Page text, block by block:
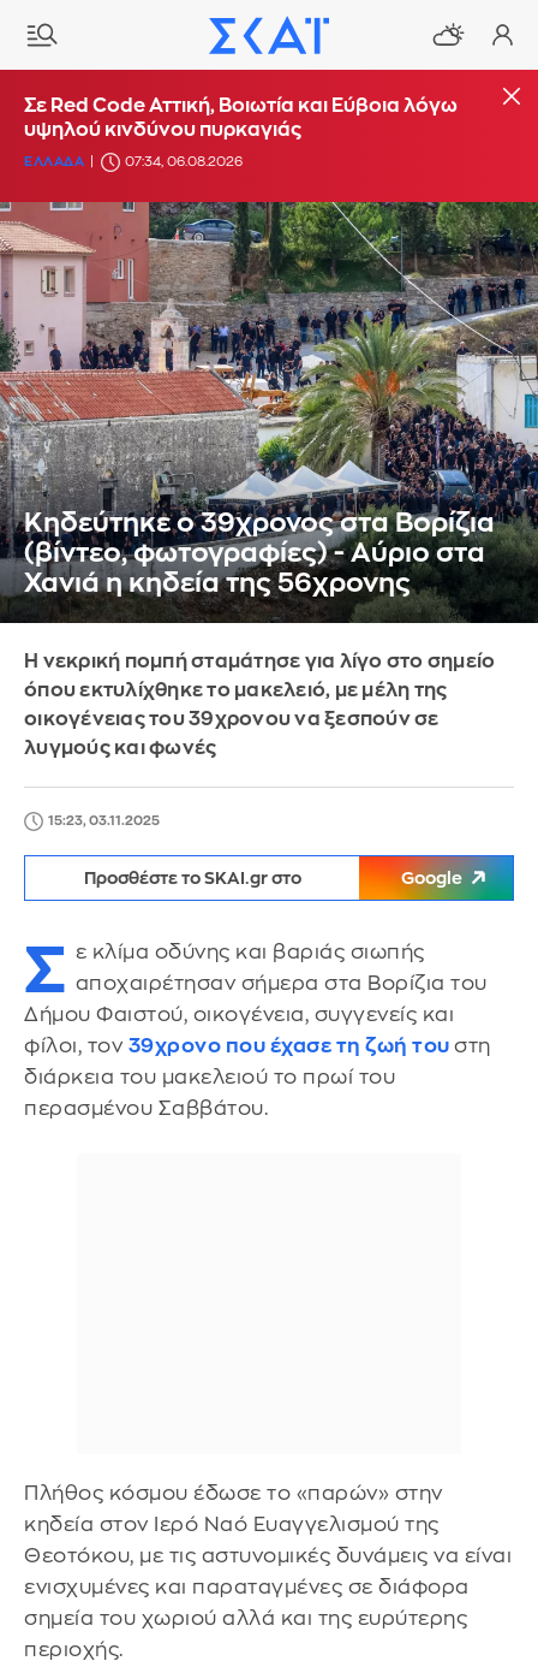
Σε Red Code Αττική, Βοιωτία και Εύβοια λόγω
υψηλού κινδύνου πυρκαγιάς
ΕΛΛΑΔΑ 07:34, 06.08.2026
Κηδεύτηκε ο 39χρονος στα Βορίζια
(βίντεο, φωτογραφίες) - Αύριο στα
Χανιά η κηδεία της 56χρονης
Η νεκρική πομπή σταμάτησε για λίγο στο σημείο
όπου εκτυλίχθηκε το μακελειό, με μέλη της
οικογένειας του 39χρονου να ξεσπούν σε
λυγμούς και φωνές
15:23, 03.11.2025
Προσθέστε το SKAI.gr στο Google
Σ ε κλίμα οδύνης και βαριάς σιωπής
αποχαιρέτησαν σήμερα στα Βορίζια του
Δήμου Φαιστού, οικογένεια, συγγενείς και
φίλοι, τον 39χρονο που έχασε τη ζωή του στη
διάρκεια του μακελειού το πρωί του
περασμένου Σαββάτου.
Πλήθος κόσμου έδωσε το «παρών» στην
κηδεία στον Ιερό Ναό Ευαγγελισμού της
Θεοτόκου, με τις αστυνομικές δυνάμεις να είναι
ενισχυμένες και παραταγμένες σε διάφορα
σημεία του χωριού αλλά και της ευρύτερης
περιοχής.